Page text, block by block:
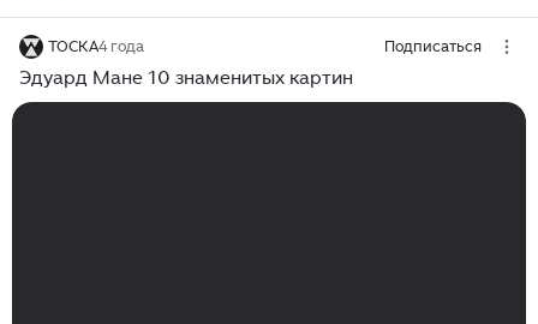
ТОСКА4 года Подписаться
Эдуард Мане 10 знаменитых картин